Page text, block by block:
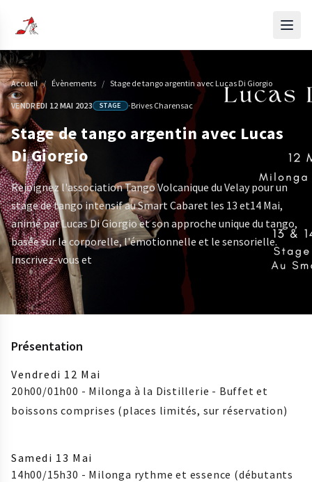
Accueil / Évènements / Stage de tango argentin avec Lucas Di Giorgio
VENDREDI 12 MAI 2023 STAGE · Brives Charensac
Stage de tango argentin avec Lucas
Di Giorgio
Rejoignez l'association Tango Volcanique du Velay pour un
stage de tango intensif au Smart Cabaret les 13 et14 Mai,
animé par Lucas Di Giorgio et son approche unique du tango,
basée sur le corporelle, l'émotionnelle et le sensorielle.
Inscrivez-vous et
Présentation
Vendredi 12 Mai
20h00/01h00 - Milonga à la Distillerie - Buffet et
boissons comprises (places limités, sur réservation)
Samedi 13 Mai
14h00/15h30 - Milonga rythme et essence (débutants